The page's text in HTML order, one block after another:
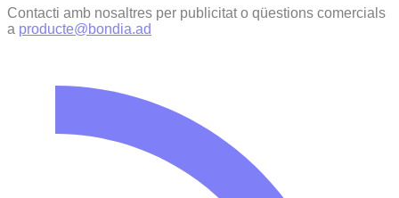
Contacti amb nosaltres per publicitat o qüestions comercials
a producte@bondia.ad